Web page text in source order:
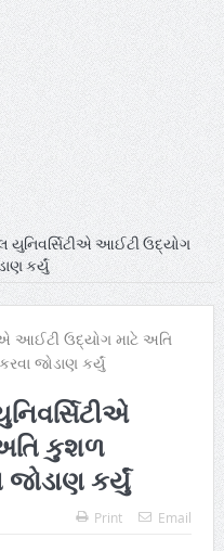
યુનિવર્સિટીએ આઈટી ઉદ્યોગ
કર્યું
કુશળ
કર્યું
Print Email